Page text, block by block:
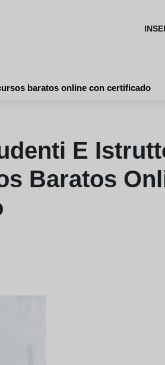
tipo di interazione c'è tra studenti e istruttore in un corso online certificato? - cursos baratos online con certificado
E
Baratos